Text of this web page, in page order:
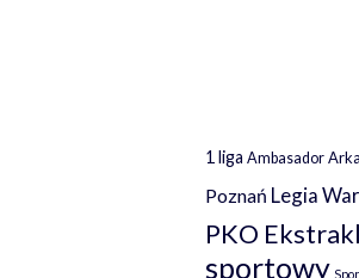
1 liga Ambasador
Poznań Legia
PKO
sportowy